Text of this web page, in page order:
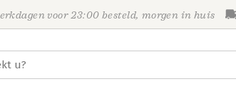
voor 23:00 besteld, morgen in huis